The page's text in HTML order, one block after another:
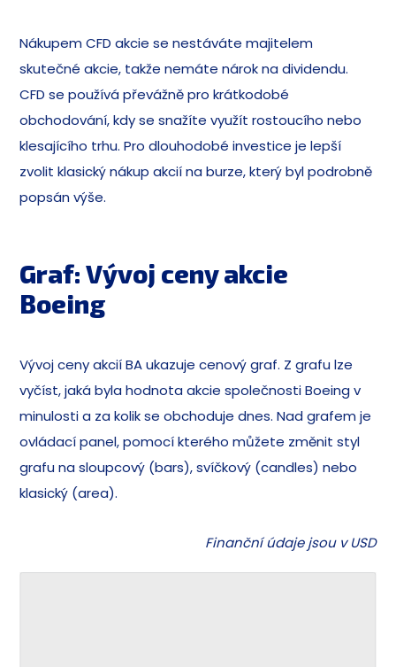
Nákupem CFD akcie se nestáváte majitelem
skutečné akcie, takže nemáte nárok na dividendu.
CFD se používá převážně pro krátkodobé
obchodování, kdy se snažíte využít rostoucího nebo
klesajícího trhu. Pro dlouhodobé investice je lepší
zvolit klasický nákup akcií na burze, který byl podrobně
popsán výše.
Graf: Vývoj ceny akcie
Boeing
Vývoj ceny akcií BA ukazuje cenový graf. Z grafu lze
vyčíst, jaká byla hodnota akcie společnosti Boeing v
minulosti a za kolik se obchoduje dnes. Nad grafem je
ovládací panel, pomocí kterého můžete změnit styl
grafu na sloupcový (bars), svíčkový (candles) nebo
klasický (area).
Finanční údaje jsou v USD